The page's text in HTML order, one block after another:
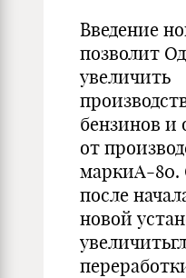
Введение
позволит
увеличить
бензинов и
от
маркиА-80.
после
новой